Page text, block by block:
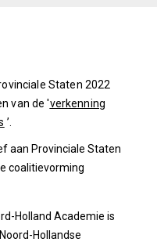
Staten 2022
van de 'verkenning
’.
aan Provinciale Staten
coalitievorming
Holland Academie is
Hollandse